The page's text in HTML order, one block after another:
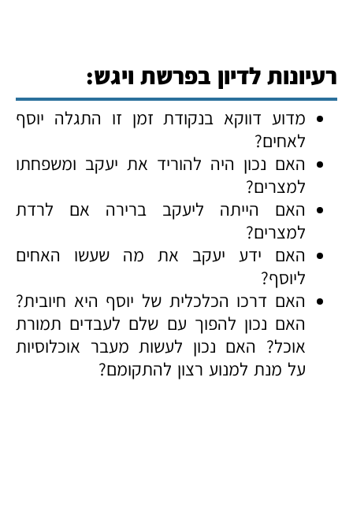
רעיונות לדיון בפרשת ויגש:
מדוע דווקא בנקודת זמן זו התגלה יוסף
לאחים?
האם נכון היה להוריד את יעקב ומשפחתו
למצרים?
האם הייתה ליעקב ברירה אם לרדת
למצרים?
האם ידע יעקב את מה שעשו האחים
ליוסף?
האם דרכו הכלכלית של יוסף היא חיובית?
האם נכון להפוך עם שלם לעבדים תמורת
אוכל? האם נכון לעשות מעבר אוכלוסיות
על מנת למנוע רצון להתקומם?